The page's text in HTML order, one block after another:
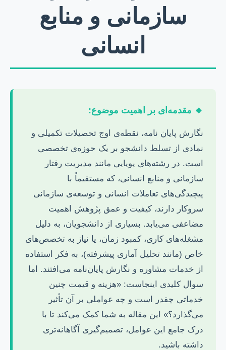
سازمانی و منابع
انسانی
🔹 مقدمه‌ای بر اهمیت موضوع:
نگارش پایان نامه، نقطه‌ی اوج تحصیلات تکمیلی و
نمادی از تسلط دانشجو بر یک حوزه‌ی تخصصی
است. در رشته‌های پویایی مانند مدیریت رفتار
سازمانی و منابع انسانی، که مستقیماً با
پیچیدگی‌های تعاملات انسانی و توسعه‌ی سازمانی
سروکار دارند، کیفیت و عمق پژوهش اهمیت
مضاعفی می‌یابد. بسیاری از دانشجویان، به دلیل
مشغله‌های کاری، کمبود زمان، یا نیاز به تخصص‌های
خاص (مانند تحلیل آماری پیشرفته)، به فکر استفاده
از خدمات مشاوره و نگارش پایان‌نامه می‌افتند. اما
سوال کلیدی اینجاست: «هزینه و قیمت چنین
خدماتی چقدر است و چه عواملی بر آن تأثیر
می‌گذارد؟» این مقاله به شما کمک می‌کند تا با
درک جامع این عوامل، تصمیم‌گیری آگاهانه‌تری
داشته باشید.